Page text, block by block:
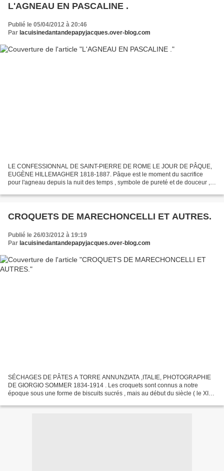
L'AGNEAU EN PASCALINE .
Publié le 05/04/2012 à 20:46
Par lacuisinedantandepapyjacques.over-blog.com
LE CONFESSIONNAL DE SAINT-PIERRE DE ROME LE JOUR DE PÂQUE,
EUGÈNE HILLEMAGHER 1818-1887. Pâque est le moment du sacrifice
pour l'agneau depuis la nuit des temps , symbole de pureté et de douceur ,
CROQUETS DE MARECHONCELLI ET AUTRES.
Publié le 26/03/2012 à 19:19
Par lacuisinedantandepapyjacques.over-blog.com
SÉCHAGES DE PÂTES A TORRE ANNUNZIATA ,ITALIE, PHOTOGRAPHIE
DE GIORGIO SOMMER 1834-1914 . Les croquets sont connus a notre
époque sous une forme de biscuits sucrés , mais au début du siècle ( le XIX )